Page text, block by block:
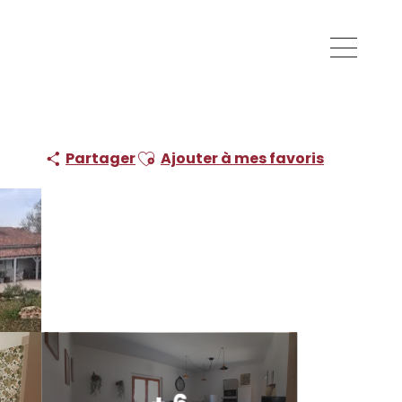
PartagerAjouter aux favoris
Ajouter à mes favoris